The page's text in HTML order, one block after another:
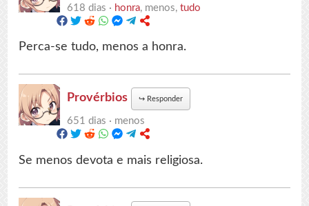
618 dias · honra, menos,tudo
Perca-se tudo, menos a honra.
Provérbios ↪ Responder
651 dias · menos
Se menos devota e mais religiosa.